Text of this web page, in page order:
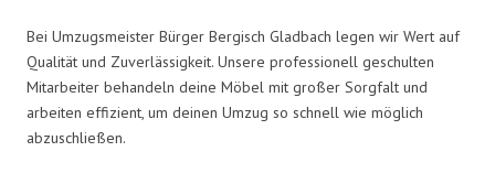
Bei Umzugsmeister Bürger Bergisch Gladbach legen wir Wert auf
Qualität und Zuverlässigkeit. Unsere professionell geschulten
Mitarbeiter behandeln deine Möbel mit großer Sorgfalt und
arbeiten effizient, um deinen Umzug so schnell wie möglich
abzuschließen.